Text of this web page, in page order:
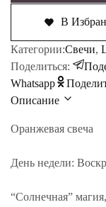
В
Категории:Свечи,
Поделиться:
Whatsapp
Описание
Оранжевая свеча
День недели:
“Солнечная”